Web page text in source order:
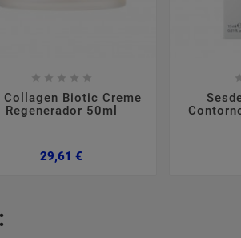
    
Collagen Biotic Creme
Regenerador 50ml
29,61 €